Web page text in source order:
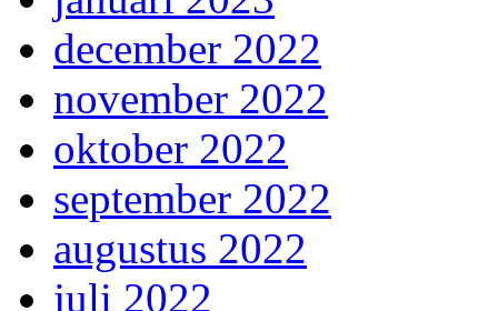
december 2022
november 2022
oktober 2022
september 2022
augustus 2022
juli 2022